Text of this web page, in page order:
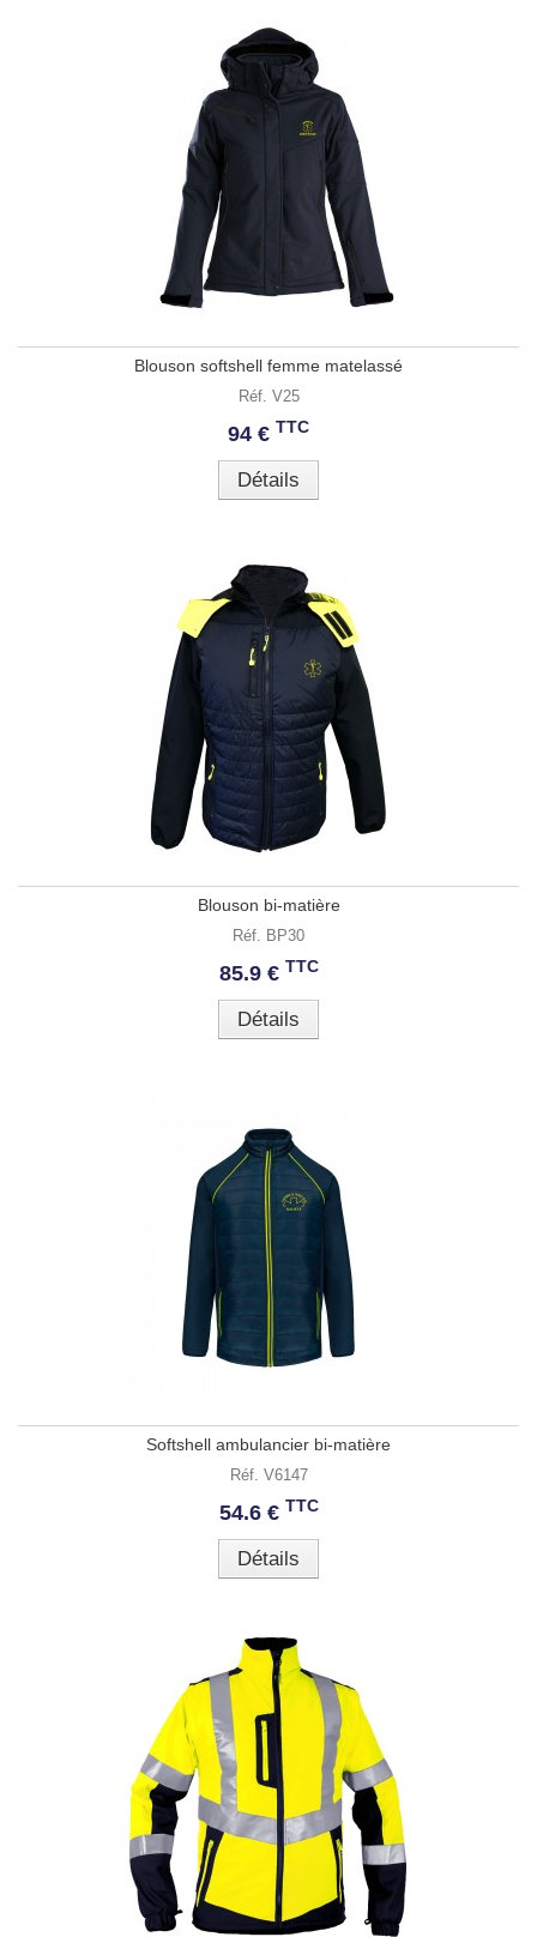
Blouson softshell femme matelassé
Réf. V25
94 € TTC
Détails
Blouson bi-matière
Réf. BP30
85.9 € TTC
Détails
Softshell ambulancier bi-matière
Réf. V6147
54.6 € TTC
Détails